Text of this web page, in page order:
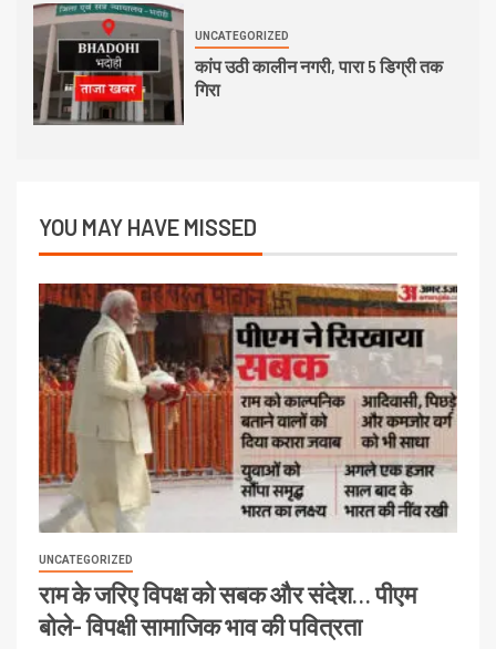
UNCATEGORIZED
कांप उठी कालीन नगरी, पारा 5 डिग्री तक
गिरा
YOU MAY HAVE MISSED
UNCATEGORIZED
राम के जरिए विपक्ष को सबक और संदेश… पीएम
बोले- विपक्षी सामाजिक भाव की पवित्रता